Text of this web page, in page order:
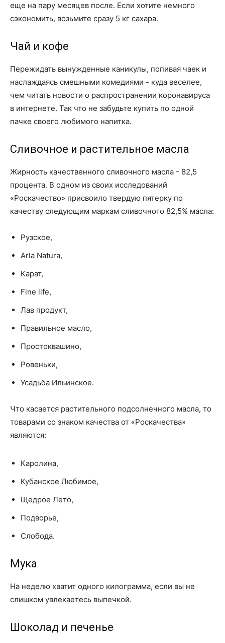
еще на пару месяцев после. Если хотите немного
сэкономить, возьмите сразу 5 кг сахара.
Чай и кофе
Пережидать вынужденные каникулы, попивая чаек и
наслаждаясь смешными комедиями - куда веселее,
чем читать новости о распространении коронавируса
в интернете. Так что не забудьте купить по одной
пачке своего любимого напитка.
Сливочное и растительное масла
Жирность качественного сливочного масла - 82,5
процента. В одном из своих исследований
«Роскачество» присвоило твердую пятерку по
качеству следующим маркам сливочного 82,5% масла:
Рузское,
Arla Natura,
Карат,
Fine life,
Лав продукт,
Правильное масло,
Простоквашино,
Ровеньки,
Усадьба Ильинское.
Что касается растительного подсолнечного масла, то
товарами со знаком качества от «Роскачества»
являются:
Каролина,
Кубанское Любимое,
Щедрое Лето,
Подворье,
Слобода.
Мука
На неделю хватит одного килограмма, если вы не
слишком увлекаетесь выпечкой.
Шоколад и печенье